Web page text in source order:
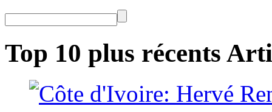
Top 10 plus récents